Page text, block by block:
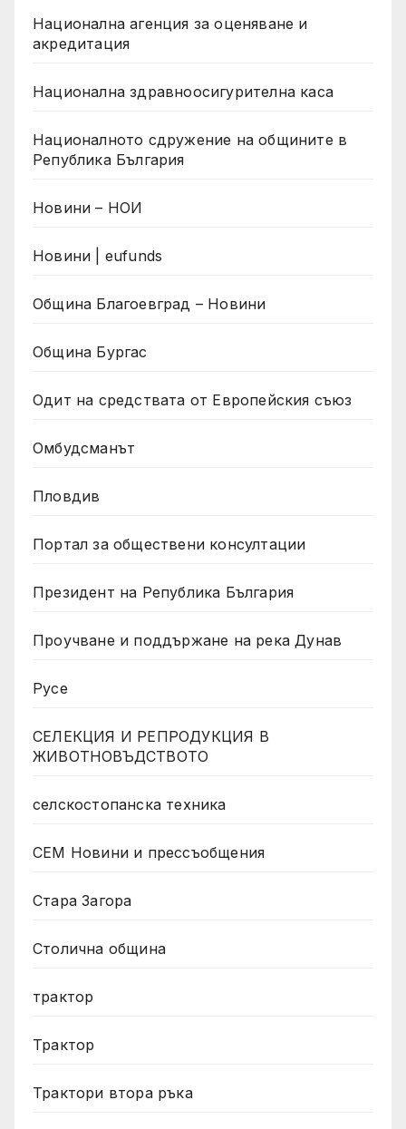
Национална агенция за оценяване и
акредитация
Национална здравноосигурителна каса
Националното сдружение на общините в
Република България
Новини – НОИ
Новини | eufunds
Община Благоевград – Новини
Община Бургас
Одит на средствата от Европейския съюз
Омбудсманът
Пловдив
Портал за обществени консултации
Президент на Република България
Проучване и поддържане на река Дунав
Русе
СЕЛЕКЦИЯ И РЕПРОДУКЦИЯ В
ЖИВОТНОВЪДСТВОТО
селскостопанска техника
СЕМ Новини и прессъобщения
Стара Загора
Столична община
трактор
Трактор
Трактори втора ръка